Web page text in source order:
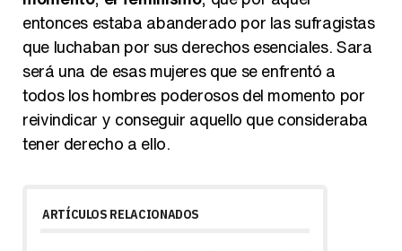
entonces estaba abanderado por las sufragistas
que luchaban por sus derechos esenciales. Sara
será una de esas mujeres que se enfrentó a
todos los hombres poderosos del momento por
reivindicar y conseguir aquello que consideraba
tener derecho a ello.
ARTÍCULOS RELACIONADOS